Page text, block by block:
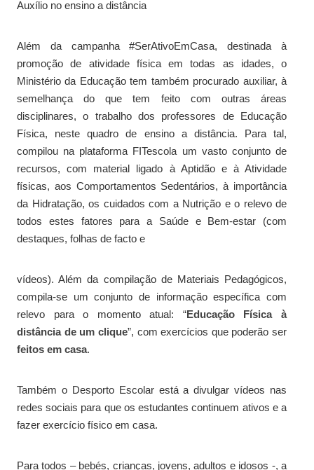
Auxílio no ensino a distância
Além da campanha #SerAtivoEmCasa, destinada à
promoção de atividade física em todas as idades, o
Ministério da Educação tem também procurado auxiliar, à
semelhança do que tem feito com outras áreas
disciplinares, o trabalho dos professores de Educação
Física, neste quadro de ensino a distância. Para tal,
compilou na plataforma FITescola um vasto conjunto de
recursos, com material ligado à Aptidão e à Atividade
físicas, aos Comportamentos Sedentários, à importância
da Hidratação, os cuidados com a Nutrição e o relevo de
todos estes fatores para a Saúde e Bem-estar (com
destaques, folhas de facto e
vídeos). Além da compilação de Materiais Pedagógicos,
compila-se um conjunto de informação específica com
relevo para o momento atual: “Educação Física à
distância de um clique”, com exercícios que poderão ser
feitos em casa.
Também o Desporto Escolar está a divulgar vídeos nas
redes sociais para que os estudantes continuem ativos e a
fazer exercício físico em casa.
Para todos – bebés, crianças, jovens, adultos e idosos -, a